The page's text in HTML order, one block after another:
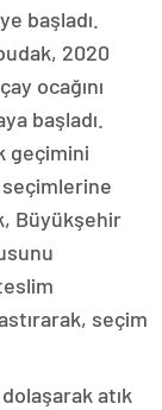
başladı.
2020
ocağını
başladı.
geçimini
seçimlerine
Büyükşehir
seçim
atık